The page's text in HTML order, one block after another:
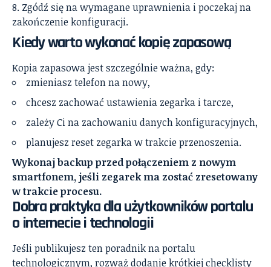
Zgódź się na wymagane uprawnienia i poczekaj na
zakończenie konfiguracji.
Kiedy warto wykonać kopię zapasową
Kopia zapasowa jest szczególnie ważna, gdy:
zmieniasz telefon na nowy,
chcesz zachować ustawienia zegarka i tarcze,
zależy Ci na zachowaniu danych konfiguracyjnych,
planujesz reset zegarka w trakcie przenoszenia.
Wykonaj backup przed połączeniem z nowym
smartfonem, jeśli zegarek ma zostać zresetowany
w trakcie procesu.
Dobra praktyka dla użytkowników portalu
o internecie i technologii
Jeśli publikujesz ten poradnik na portalu
technologicznym, rozważ dodanie krótkiej checklisty